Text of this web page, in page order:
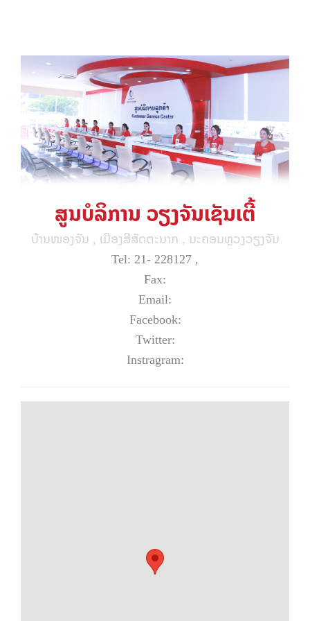
ສູນບໍລິການ ວຽງຈັນເຊັນເຕີ້
ບ້ານໜອງຈັນ , ເມືອງສີສັດຕະນາກ , ນະຄອນຫຼວງວຽງຈັນ
Tel: 21- 228127 ,
Fax:
Email:
Facebook:
Twitter:
Instragram: